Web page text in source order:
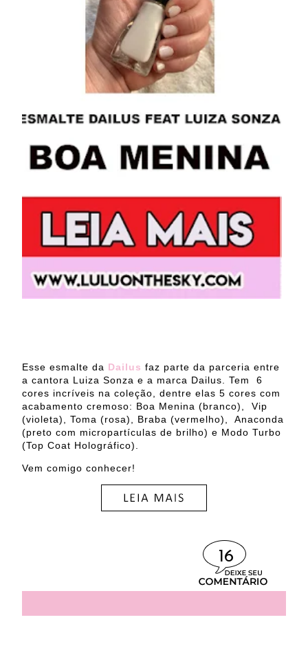
Esse esmalte da Dailus faz parte da parceria entre
a cantora Luiza Sonza e a marca Dailus. Tem 6
cores incríveis na coleção, dentre elas 5 cores com
acabamento cremoso: Boa Menina (branco), Vip
(violeta), Toma (rosa), Braba (vermelho), Anaconda
(preto com micropartículas de brilho) e Modo Turbo
(Top Coat Holográfico).
Vem comigo conhecer!
16